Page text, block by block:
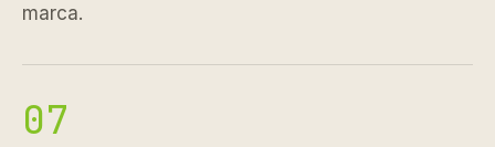
marca.
07